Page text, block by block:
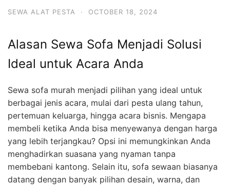
SEWA ALAT PESTA · OCTOBER 18, 2024
Alasan Sewa Sofa Menjadi Solusi
Ideal untuk Acara Anda
Sewa sofa murah menjadi pilihan yang ideal untuk
berbagai jenis acara, mulai dari pesta ulang tahun,
pertemuan keluarga, hingga acara bisnis. Mengapa
membeli ketika Anda bisa menyewanya dengan harga
yang lebih terjangkau? Opsi ini memungkinkan Anda
menghadirkan suasana yang nyaman tanpa
membebani kantong. Selain itu, sofa sewaan biasanya
datang dengan banyak pilihan desain, warna, dan